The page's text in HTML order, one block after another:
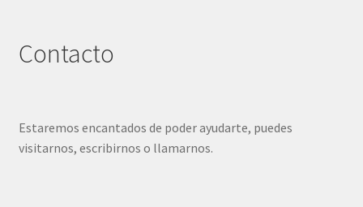
Contacto
Estaremos encantados de poder ayudarte, puedes
visitarnos, escribirnos o llamarnos.